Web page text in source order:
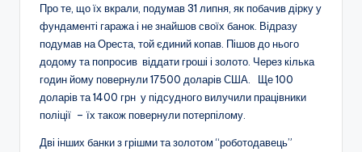
Про те, що їх вкрали, подумав 31 липня, як побачив дірку у
фундаменті гаража і не знайшов своїх банок. Відразу
подумав на Ореста, той єдиний копав. Пішов до нього
додому та попросив віддати гроші і золото. Через кілька
годин йому повернули 17500 доларів США. Ще 100
доларів та 1400 грн у підсудного вилучили працівники
поліції – їх також повернули потерпілому.
Дві інших банки з грішми та золотом “роботодавець”